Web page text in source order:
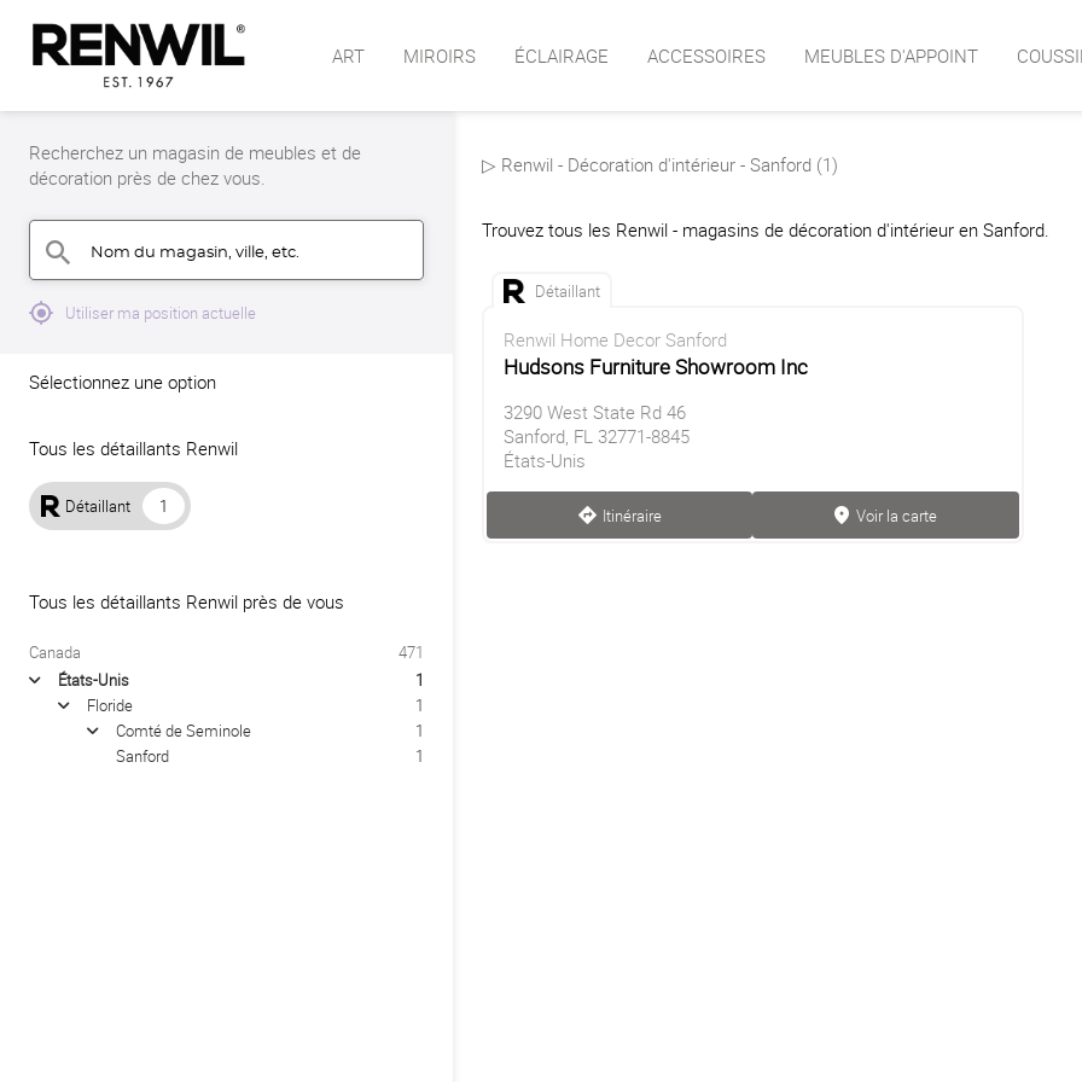
ART MIROIRS ÉCLAIRAGE ACCESSOIRES MEUBLES D'APPOINT
Recherchez un magasin de meubles et de
décoration près de chez vous.
search Nom du magasin, ville, etc.
mylocation Utiliser ma position actuelle
Sélectionnez une option
Tous les détaillants Renwil
1
Détaillant
Tous les détaillants Renwil près de vous
Canada 471
arrow États-Unis 1
arrow Floride 1
arrow Comté de Seminole
1
Sanford
1
▷ Renwil - Décoration d'intérieur - Sanford (1)
Trouvez tous les Renwil - magasins de décoration d'intérieur en Sanford.
Détaillant
Renwil Home Decor Sanford
Hudsons Furniture Showroom Inc
3290 West State Rd 46
Sanford, FL 32771-8845
États-Unis
direction Itinéraire marker Voir la carte